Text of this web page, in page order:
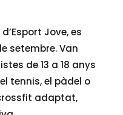
Jove, es
setembre. Van
de 13 a 18 anys
tennis, el pàdel o
adaptat,